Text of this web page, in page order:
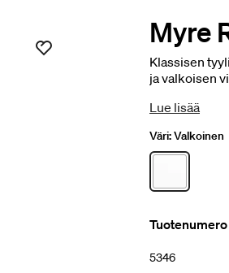
Myre
Klassisen
ja valkoisen
Lue lisää
Väri:Valkoinen
Tuotenumero
5346